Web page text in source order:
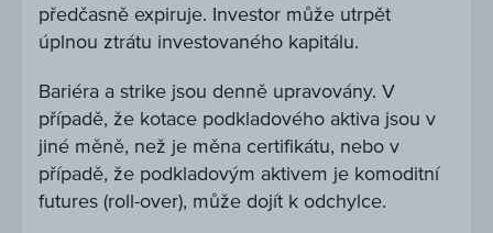
předčasně expiruje. Investor může utrpět
úplnou ztrátu investovaného kapitálu.
Bariéra a strike jsou denně upravovány. V
případě, že kotace podkladového aktiva jsou v
jiné měně, než je měna certifikátu, nebo v
případě, že podkladovým aktivem je komoditní
futures (roll-over), může dojít k odchylce.